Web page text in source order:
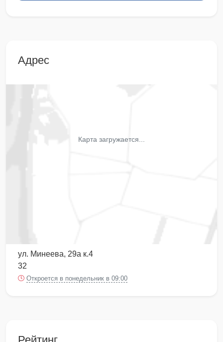
Адрес
Карта загружается...
ул. Минеева, 29а к.4
32
Откроется в понедельник в 09:00